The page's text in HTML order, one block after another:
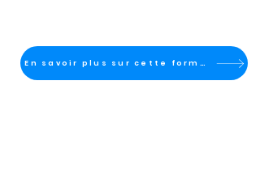
En savoir plus sur cette formation